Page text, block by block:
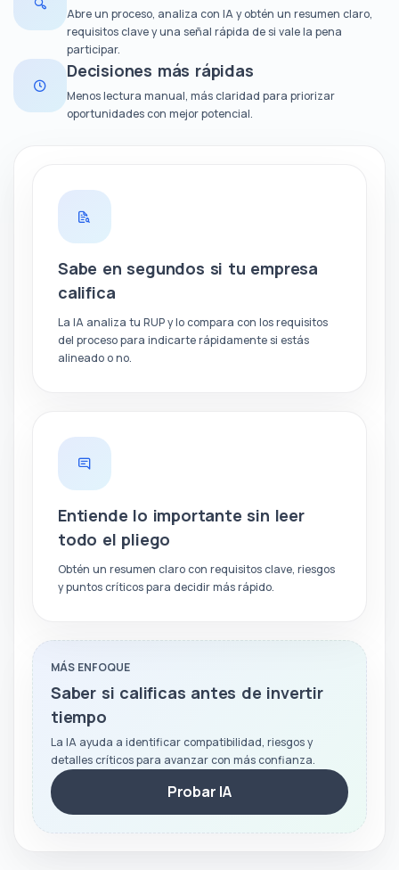
Abre un proceso, analiza con IA y obtén un resumen claro,
requisitos clave y una señal rápida de si vale la pena
participar.
Decisiones más rápidas
Menos lectura manual, más claridad para priorizar
oportunidades con mejor potencial.
Sabe en segundos si tu empresa
califica
La IA analiza tu RUP y lo compara con los requisitos
del proceso para indicarte rápidamente si estás
alineado o no.
Entiende lo importante sin leer
todo el pliego
Obtén un resumen claro con requisitos clave, riesgos
y puntos críticos para decidir más rápido.
MÁS ENFOQUE
Saber si calificas antes de invertir
tiempo
La IA ayuda a identificar compatibilidad, riesgos y
detalles críticos para avanzar con más confianza.
Probar IA